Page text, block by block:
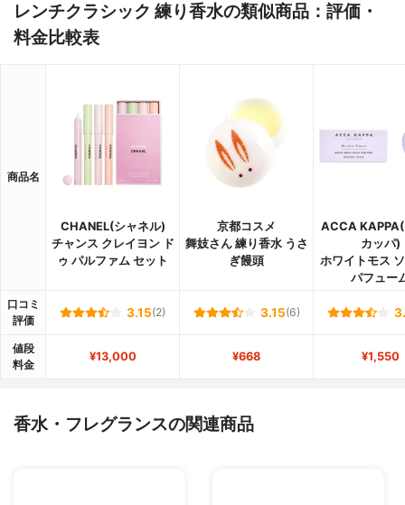
レンチクラシック 練り香水の類似商品：評価・
料金比較表
商品名
CHANEL(シャネル)
チャンス クレイヨン ド
ゥ パルファム セット
京都コスメ
舞妓さん 練り香水 うさ
ぎ饅頭
ACCA
カッパ)
ホワイトモス
パフュー
口コミ
評価
3.15(2) 3.15(6)
値段
料金
¥13,000 ¥668 ¥1,550
香水・フレグランスの関連商品